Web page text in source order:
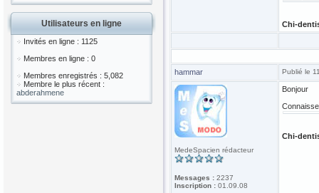
Utilisateurs en ligne
Invités en ligne : 1125
Membres en ligne : 0
Membres enregistrés : 5,082
Membre le plus récent :
abderahmene
Chi-
hammar Publié le
MedeSpacien rédacteur
Messages : 2237
Inscription : 01.09.08
Bonjour
Chi-